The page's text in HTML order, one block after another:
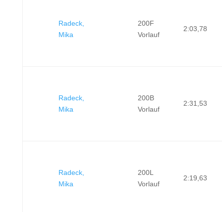
Radeck,
Mika
200F
Vorlauf
2:03,78
Radeck,
Mika
200B
Vorlauf
2:31,53
Radeck,
Mika
200L
Vorlauf
2:19,63